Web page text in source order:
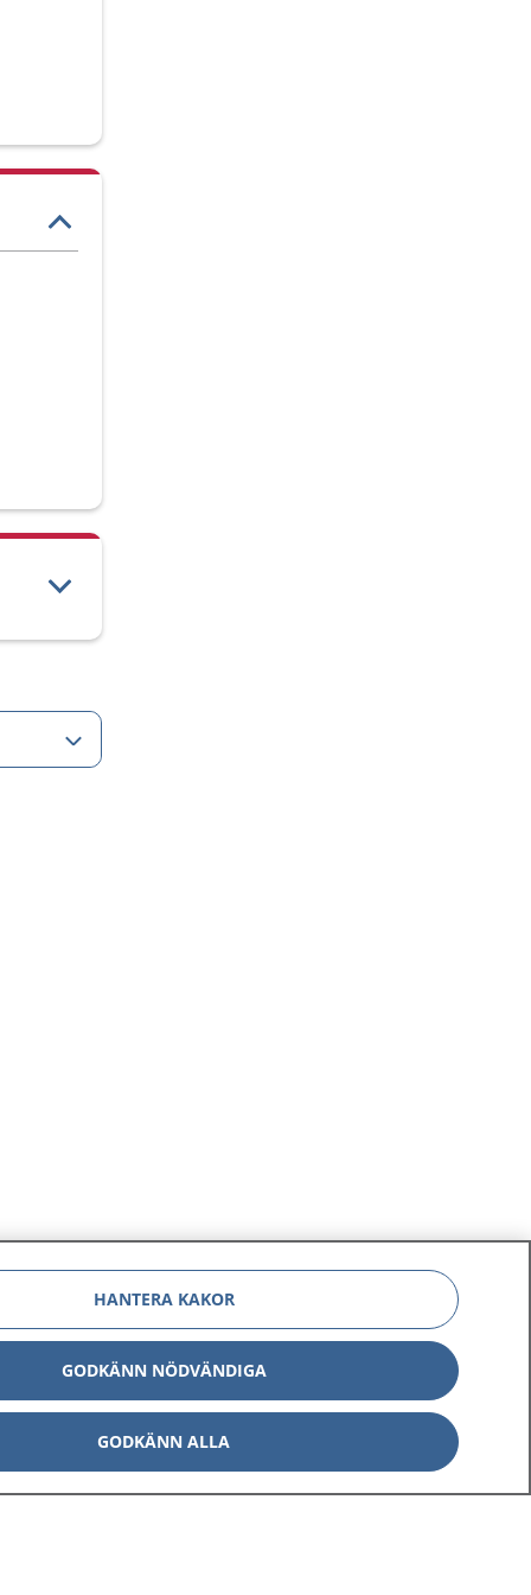
HANTERA KAKOR
GODKÄNN NÖDVÄNDIGA
GODKÄNN ALLA